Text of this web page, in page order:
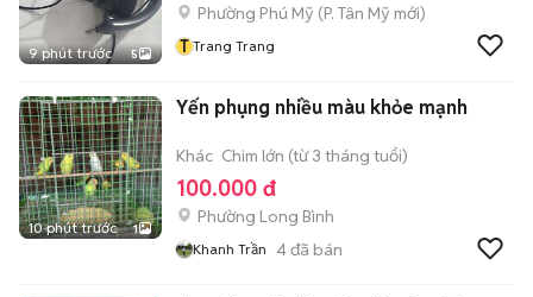
9 phút trước 5
Phường Phú Mỹ (P. Tân Mỹ mới)
T Trang Trang
10 phút trước 1
Yến phụng nhiều màu khỏe mạnh
Khác Chim lớn (từ 3 tháng tuổi)
100.000 đ
Phường Long Bình
Khanh Trần 4đã bán